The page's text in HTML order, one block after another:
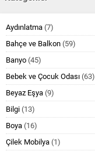
Aydınlatma (7)
Bahçe ve Balkon (59)
Banyo (45)
Bebek ve Çocuk Odası (63)
Beyaz Eşya (9)
Bilgi (13)
Boya (16)
Çilek Mobilya (1)